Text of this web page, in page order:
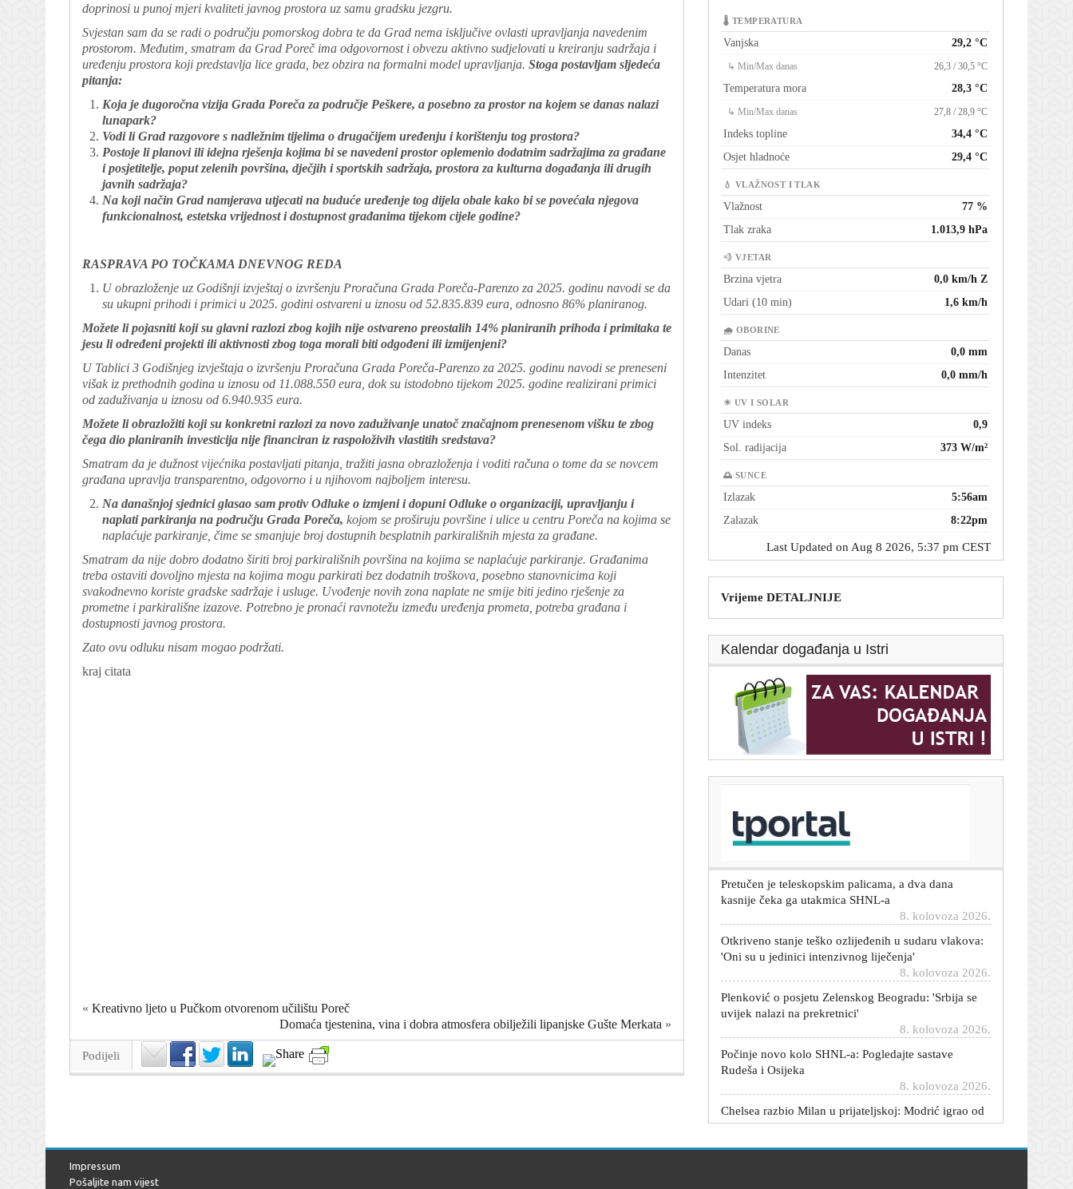
doprinosi u punoj mjeri kvaliteti javnog prostora uz samu gradsku jezgru.
Svjestan sam da se radi o području pomorskog dobra te da Grad nema isključive ovlasti upravljanja navedenim
prostorom. Međutim, smatram da Grad Poreč ima odgovornost i obvezu aktivno sudjelovati u kreiranju sadržaja i
uređenju prostora koji predstavlja lice grada, bez obzira na formalni model upravljanja. Stoga postavljam sljedeća
pitanja:
Koja je dugoročna vizija Grada Poreča za područje Peškere, a posebno za prostor na kojem se danas nalazi
lunapark?
Vodi li Grad razgovore s nadležnim tijelima o drugačijem uređenju i korištenju tog prostora?
Postoje li planovi ili idejna rješenja kojima bi se navedeni prostor oplemenio dodatnim sadržajima za građane
i posjetitelje, poput zelenih površina, dječjih i sportskih sadržaja, prostora za kulturna događanja ili drugih
javnih sadržaja?
Na koji način Grad namjerava utjecati na buduće uređenje tog dijela obale kako bi se povećala njegova
funkcionalnost, estetska vrijednost i dostupnost građanima tijekom cijele godine?
RASPRAVA PO TOČKAMA DNEVNOG REDA
U obrazloženje uz Godišnji izvještaj o izvršenju Proračuna Grada Poreča-Parenzo za 2025. godinu navodi se da
su ukupni prihodi i primici u 2025. godini ostvareni u iznosu od 52.835.839 eura, odnosno 86% planiranog.
Možete li pojasniti koji su glavni razlozi zbog kojih nije ostvareno preostalih 14% planiranih prihoda i primitaka te
jesu li određeni projekti ili aktivnosti zbog toga morali biti odgođeni ili izmijenjeni?
U Tablici 3 Godišnjeg izvještaja o izvršenju Proračuna Grada Poreča-Parenzo za 2025. godinu navodi se preneseni
višak iz prethodnih godina u iznosu od 11.088.550 eura, dok su istodobno tijekom 2025. godine realizirani primici
od zaduživanja u iznosu od 6.940.935 eura.
Možete li obrazložiti koji su konkretni razlozi za novo zaduživanje unatoč značajnom prenesenom višku te zbog
čega dio planiranih investicija nije financiran iz raspoloživih vlastitih sredstava?
Smatram da je dužnost vijećnika postavljati pitanja, tražiti jasna obrazloženja i voditi računa o tome da se novcem
građana upravlja transparentno, odgovorno i u njihovom najboljem interesu.
Na današnjoj sjednici glasao sam protiv Odluke o izmjeni i dopuni Odluke o organizaciji, upravljanju i
naplati parkiranja na području Grada Poreča, kojom se proširuju površine i ulice u centru Poreča na kojima se
naplaćuje parkiranje, čime se smanjuje broj dostupnih besplatnih parkirališnih mjesta za građane.
Smatram da nije dobro dodatno širiti broj parkirališnih površina na kojima se naplaćuje parkiranje. Građanima
treba ostaviti dovoljno mjesta na kojima mogu parkirati bez dodatnih troškova, posebno stanovnicima koji
svakodnevno koriste gradske sadržaje i usluge. Uvođenje novih zona naplate ne smije biti jedino rješenje za
prometne i parkirališne izazove. Potrebno je pronaći ravnotežu između uređenja prometa, potreba građana i
dostupnosti javnog prostora.
Zato ovu odluku nisam mogao podržati.
kraj citata
« Kreativno ljeto u Pučkom otvorenom učilištu Poreč
Domaća tjestenina, vina i dobra atmosfera obilježili lipanjske Gušte Merkata »
Podijeli
🌡 TEMPERATURA
Vanjska 29,2 °C
↳ Min/Max danas 26,3 / 30,5 °C
Temperatura mora 28,3 °C
↳ Min/Max danas 27,8 / 28,9 °C
Indeks topline
34,4 °C
Osjet hladnoće
29,4 °C
💧 VLAŽNOST I TLAK
Vlažnost
77 %
Tlak zraka
1.013,9 hPa
💨 VJETAR
Brzina vjetra
0,0 km/h Z
Udari (10 min)
1,6 km/h
🌧 OBORINE
Danas
0,0 mm
Intenzitet
0,0 mm/h
☀ UV I SOLAR
UV indeks
0,9
Sol. radijacija
373 W/m²
🌅 SUNCE
Izlazak
5:56am
Zalazak
8:22pm
Last Updated on Aug 8 2026, 5:37 pm CEST
Vrijeme DETALJNIJE
Kalendar događanja u Istri
AS: Barcelona mijenja plan za Juliana Alvareza
kasnije čeka ga utakmica SHNL-a
8. kolovoza 2026.
Otkriveno stanje teško ozlijeđenih u sudaru vlakova:
'Oni su u jedinici intenzivnog liječenja'
8. kolovoza 2026.
Plenković o posjetu Zelenskog Beogradu: 'Srbija se
uvijek nalazi na prekretnici'
8. kolovoza 2026.
Počinje novo kolo SHNL-a: Pogledajte sastave
Rudeša i Osijeka
8. kolovoza 2026.
Chelsea razbio Milan u prijateljskoj: Modrić igrao od
prve minute
8. kolovoza 2026.
Impressum
Pošaljite nam vijest